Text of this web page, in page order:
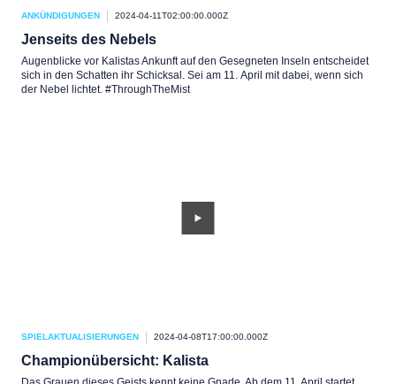
ANKÜNDIGUNGEN 2024-04-11T02:00:00.000Z
Jenseits des Nebels
Augenblicke vor Kalistas Ankunft auf den Gesegneten Inseln entscheidet
sich in den Schatten ihr Schicksal. Sei am 11. April mit dabei, wenn sich
der Nebel lichtet. #ThroughTheMist
SPIELAKTUALISIERUNGEN 2024-04-08T17:00:00.000Z
Championübersicht: Kalista